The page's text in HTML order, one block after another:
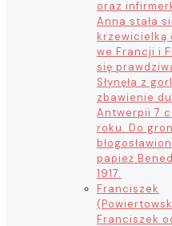
oraz
Anna stała
krzewicielką
we Francji i
się
Słynęła z
zbawienie
Antwerpii 7
roku. Do
papież
1917.
Franciszek
Franciszek